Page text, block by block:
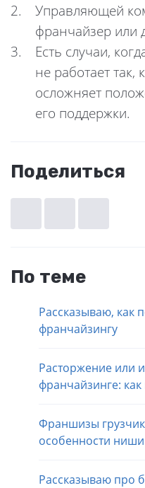
Управляющей
франчайзер или
Есть случаи,
не работает так,
осложняет
его поддержки.
Поделиться
По теме
Рассказываю, как
франчайзингу
Расторжение или
франчайзинге: как
Франшизы
особенности ниши
Рассказываю про